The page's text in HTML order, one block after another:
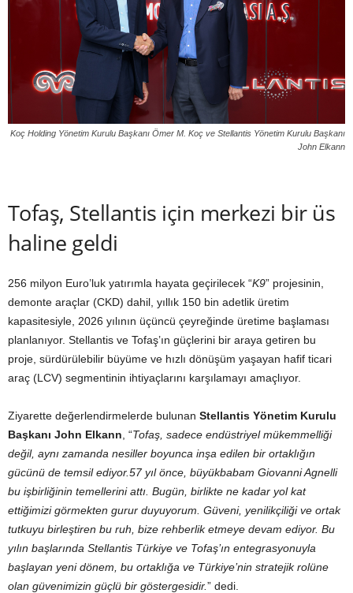
Koç Holding Yönetim Kurulu Başkanı Ömer M. Koç ve Stellantis Yönetim Kurulu Başkanı
John Elkann
Tofaş, Stellantis için merkezi bir üs
haline geldi
256 milyon Euro’luk yatırımla hayata geçirilecek “K9” projesinin,
demonte araçlar (CKD) dahil, yıllık 150 bin adetlik üretim
kapasitesiyle, 2026 yılının üçüncü çeyreğinde üretime başlaması
planlanıyor. Stellantis ve Tofaş’ın güçlerini bir araya getiren bu
proje, sürdürülebilir büyüme ve hızlı dönüşüm yaşayan hafif ticari
araç (LCV) segmentinin ihtiyaçlarını karşılamayı amaçlıyor.
Ziyarette değerlendirmelerde bulunan Stellantis Yönetim Kurulu
Başkanı John Elkann , “Tofaş, sadece endüstriyel mükemmelliği
değil, aynı zamanda nesiller boyunca inşa edilen bir ortaklığın
gücünü de temsil ediyor.57 yıl önce, büyükbabam Giovanni Agnelli
bu işbirliğinin temellerini attı. Bugün, birlikte ne kadar yol kat
ettiğimizi görmekten gurur duyuyorum. Güveni, yenilikçiliği ve ortak
tutkuyu birleştiren bu ruh, bize rehberlik etmeye devam ediyor. Bu
yılın başlarında Stellantis Türkiye ve Tofaş’ın entegrasyonuyla
başlayan yeni dönem, bu ortaklığa ve Türkiye’nin stratejik rolüne
olan güvenimizin güçlü bir göstergesidir.” dedi.